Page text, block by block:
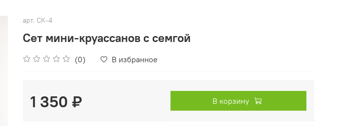
арт. СК-4
Сет мини-круассанов с семгой
(0) В избранное
1 350 ₽ В корзину